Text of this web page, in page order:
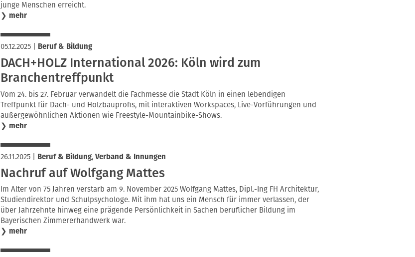
junge Menschen erreicht.
❯ mehr
05.12.2025| Beruf & Bildung
DACH+HOLZ International 2026: Köln wird zum
Branchentreffpunkt
Vom 24. bis 27. Februar verwandelt die Fachmesse die Stadt Köln in einen lebendigen
Treffpunkt für Dach- und Holzbauprofis, mit interaktiven Workspaces, Live-Vorführungen und
außergewöhnlichen Aktionen wie Freestyle-Mountainbike-Shows.
❯ mehr
26.11.2025| Beruf & Bildung, Verband & Innungen
Nachruf auf Wolfgang Mattes
Im Alter von 75 Jahren verstarb am 9. November 2025 Wolfgang Mattes, Dipl.-Ing FH Architektur,
Studiendirektor und Schulpsychologe. Mit ihm hat uns ein Mensch für immer verlassen, der
über Jahrzehnte hinweg eine prägende Persönlichkeit in Sachen beruflicher Bildung im
Bayerischen Zimmererhandwerk war.
❯ mehr